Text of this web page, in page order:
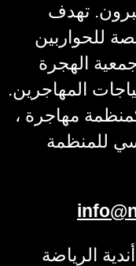
تهدف
للحواربين
الهجرة
المهاجرين.
مهاجرة ،
للمنظمة
info@
الرياضة